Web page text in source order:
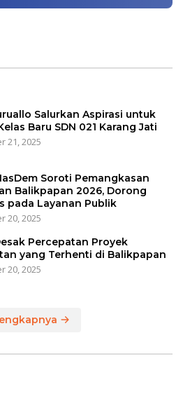
Salurkan Aspirasi untuk
Baru SDN 021 Karang Jati
21, 2025
Soroti Pemangkasan
Balikpapan 2026, Dorong
pada Layanan Publik
20, 2025
Percepatan Proyek
yang Terhenti di Balikpapan
20, 2025